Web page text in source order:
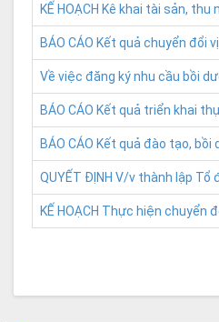
KẾ HOẠCH Kê khai tài sản,
BÁO CÁO Kết quả chuyển đổi
Về việc đăng ký nhu cầu bồi
BÁO CÁO Kết quả triển khai
BÁO CÁO Kết quả đào tạo, bồi
QUYẾT ĐỊNH V/v thành lập
KẾ HOẠCH Thực hiện chuyển